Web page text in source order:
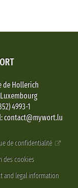
de Hollerich
Luxembourg
4993-1
contact@mywort.lu
de confidentialité
des cookies
and legal information